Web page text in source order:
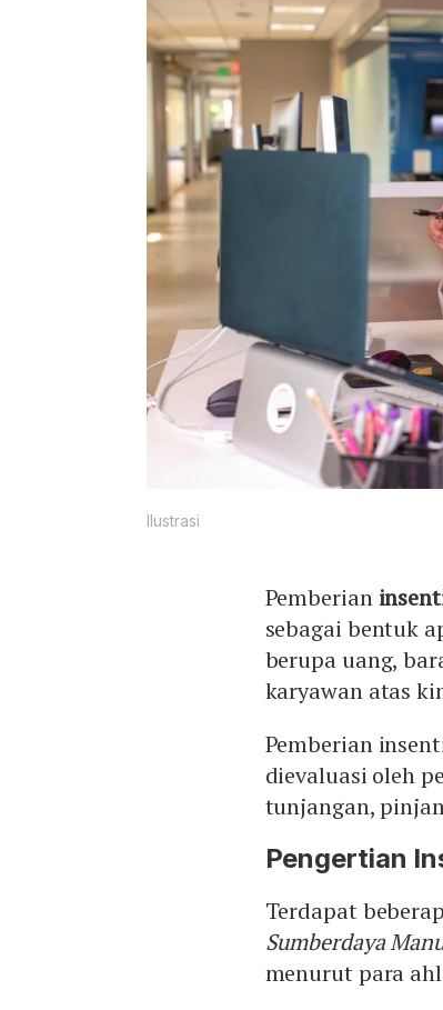
Ilustrasi
Pemberian
sebagai bentuk
berupa uang,
karyawan atas
Pemberian
dievaluasi oleh
tunjangan,
Pengertian
Terdapat
Sumberdaya
menurut para